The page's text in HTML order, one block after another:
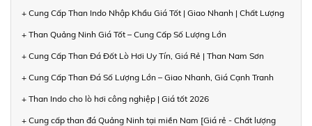
+ Cung Cấp Than Indo Nhập Khẩu Giá Tốt | Giao Nhanh | Chất Lượng
+ Than Quảng Ninh Giá Tốt – Cung Cấp Số Lượng Lớn
+ Cung Cấp Than Đá Đốt Lò Hơi Uy Tín, Giá Rẻ | Than Nam Sơn
+ Cung Cấp Than Đá Số Lượng Lớn – Giao Nhanh, Giá Cạnh Tranh
+ Than Indo cho lò hơi công nghiệp | Giá tốt 2026
+ Cung cấp than đá Quảng Ninh tại miền Nam [Giá rẻ - Chất lượng